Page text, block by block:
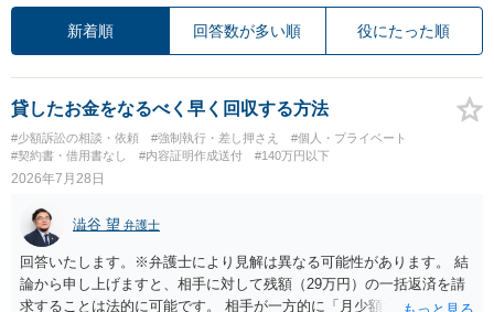
新着順 回答数が多い順 役にたった順
貸したお金をなるべく早く回収する方法
#少額訴訟の相談・依頼 #強制執行・差し押さえ
#個人・プライベート
#契約書・借用書なし
#内容証明作成送付 #140万円以下
2026年7月28日
澁谷 望 弁護士
回答いたします。※弁護士により見解は異なる可能性があります。 結
論から申し上げますと、相手に対して残額（29万円）の一括返済を請
求することは法的に可能です。 相手が一方的に「月少額ずつ返す」と